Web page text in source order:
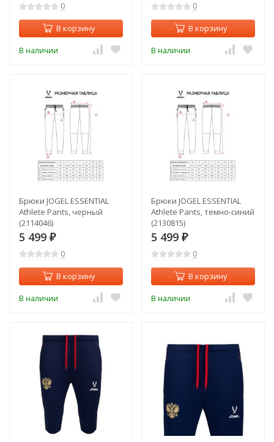
0
В корзину
В наличии
0
В корзину
В наличии
Брюки JOGEL ESSENTIAL
Athlete Pants, черный
(2114046)
5 499 ₽
0
В корзину
В наличии
Брюки JOGEL ESSENTIAL
Athlete Pants, темно-синий
(2130815)
5 499 ₽
0
В корзину
В наличии